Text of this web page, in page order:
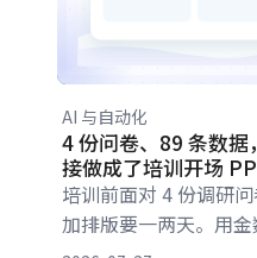
AI 与自动化
4 份问卷、89 条数据
接做成了培训开场
培训前面对 4 份调研
加排版要一两天。用